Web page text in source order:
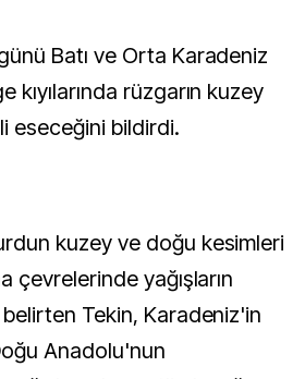
Batı ve Orta Karadeniz
kıyılarında rüzgarın kuzey
eseceğini bildirdi.
kuzey ve doğu kesimleri
çevrelerinde yağışların
Tekin, Karadeniz'in
Anadolu'nun